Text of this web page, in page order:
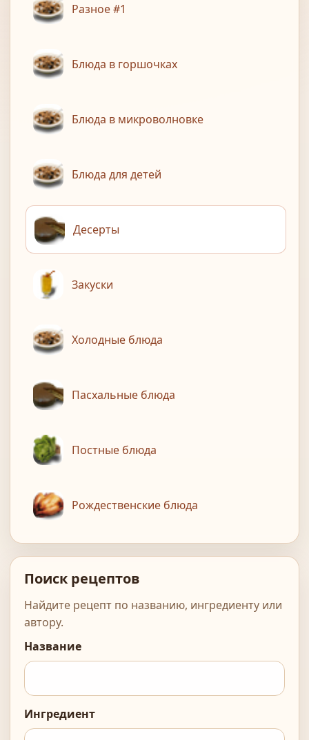
Разное #1
Блюда в горшочках
Блюда в микроволновке
Блюда для детей
Десерты
Закуски
Холодные блюда
Пасхальные блюда
Постные блюда
Рождественские блюда
Поиск рецептов
Найдите рецепт по названию, ингредиенту или
автору.
Название
Ингредиент